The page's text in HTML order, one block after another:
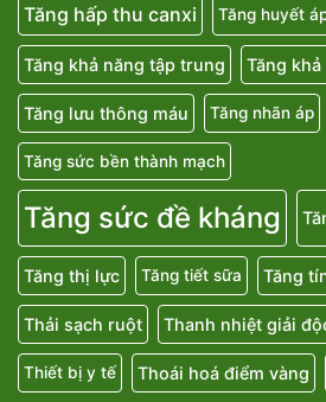
Tăng hấp thu canxi Tăng huyết
Tăng khả năng tập trung Tăng
Tăng lưu thông máu Tăng nhãn áp
Tăng sức bền thành mạch
Tăng sức đề kháng
Tăng thị lực Tăng tiết sữa Tăng
Thải sạch ruột Thanh nhiệt giải
Thiết bị y tế Thoái hoá điểm vàng